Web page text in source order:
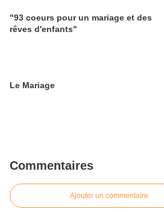
"93 coeurs pour un mariage et des
rêves d'enfants"
Le Mariage
Commentaires
Ajouter un commentaire